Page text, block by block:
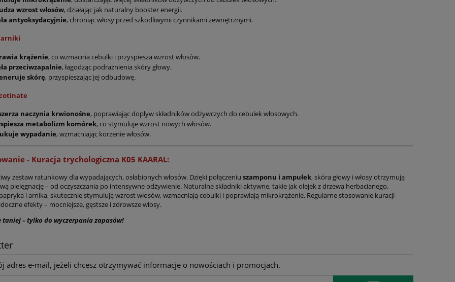
i pobudza wzrost,
przy łysieniu
dla kobiet i
oczyszcza i regeneruje
102,00 zł
Wzrost, Wzmacnia Cebulki,
Hamuje Wypadanie. Naturalne
ekstrakty. Arnika, pokrzywa,
164,00 zł
Stymuluje komórki macierzyste |
wzrost włosów, działając jak naturalny booster energii.
antyoksydacyjnie, chroniąc włosy przed szkodliwymi czynnikami zewnętrznymi.
arniki
krążenie, co wzmacnia cebulki i przyspiesza wzrost włosów.
przeciwzapalnie, łagodząc podrażnienia skóry głowy.
skórę, przyspieszając jej odbudowę.
naczynia krwionośne, poprawiając dopływ składników odżywczych do cebulek włosowych.
metabolizm komórek, co stymuluje wzrost nowych włosów.
wypadanie, wzmacniając korzenie włosów.
- Kuracja trychologiczna K05 KAARAL:
zestaw ratunkowy dla wypadających, osłabionych włosów. Dzięki połączeniu szamponu i ampułek, skóra głowy i włosy otrzymują
pielęgnację – od oczyszczania po intensywne odżywienie. Naturalne składniki aktywne, takie jak olejek z drzewa herbacianego,
i arnika, skutecznie stymulują wzrost włosów, wzmacniają cebulki i poprawiają mikrokrążenie. Regularne stosowanie kuracji
efekty – mocniejsze, gęstsze i zdrowsze włosy.
taniej – tylko do wyczerpania zapasów!
adres e-mail, jeżeli chcesz otrzymywać informacje o nowościach i promocjach.